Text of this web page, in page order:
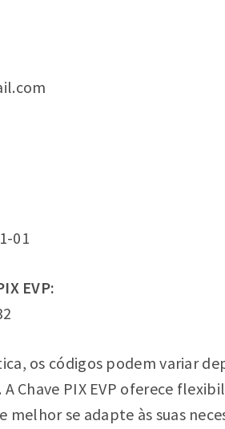
01
EVP:
os códigos podem variar
Chave PIX EVP oferece
se adapte às suas